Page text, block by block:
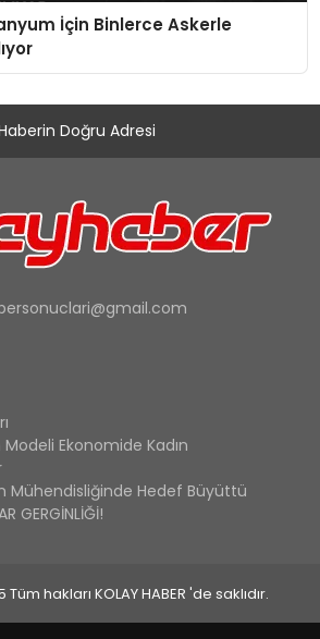
İçin Binlerce Askerle
Doğru Adresi
Ekonomide Kadın
Mühendisliğinde Hedef Büyüttü
GERGİNLİĞİ!
hakları KOLAY HABER 'de saklıdır.